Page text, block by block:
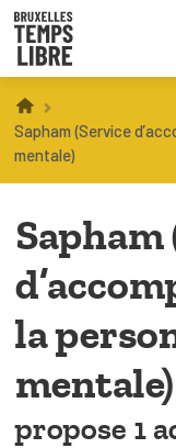
VOUS
À
Trouver
Sapham (Service
mentale)
Sapham
la
mentale)
propose 1